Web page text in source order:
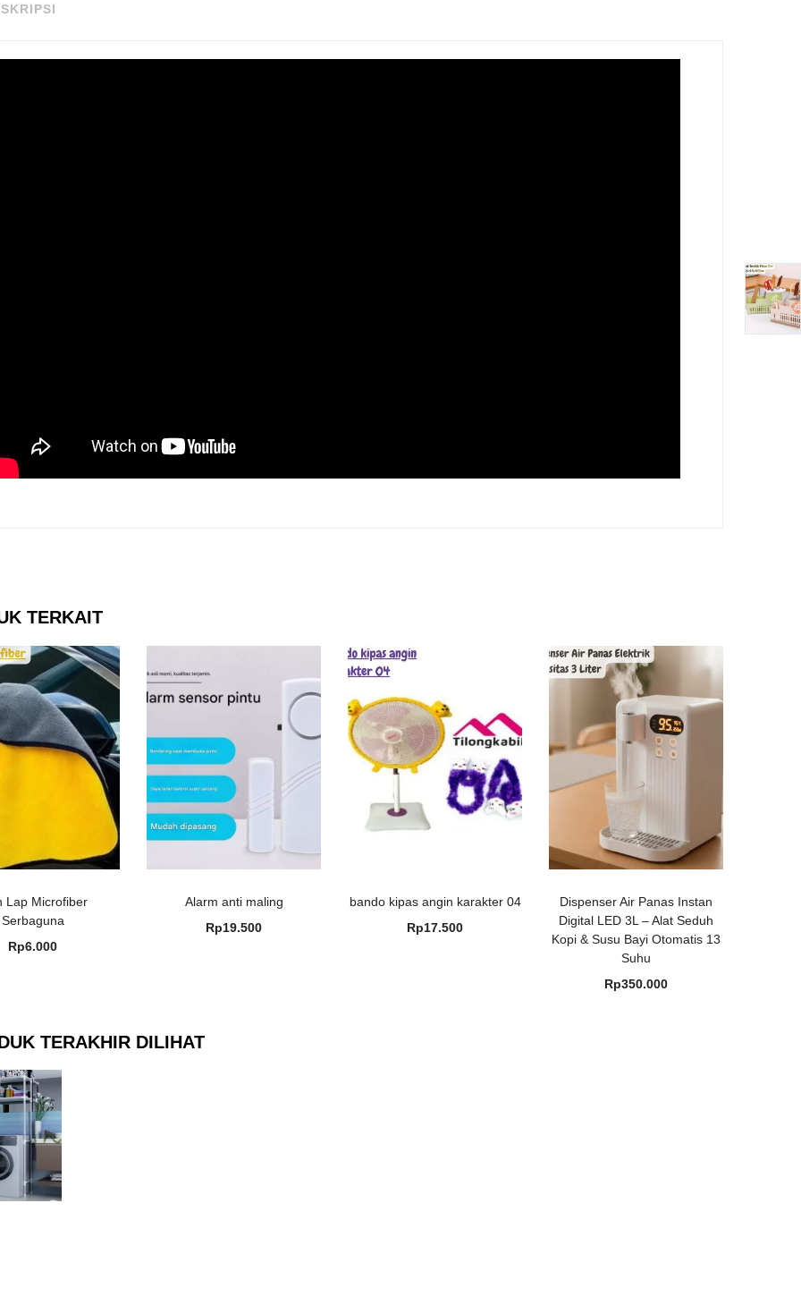
TERKAIT
Lap Microfiber
Serbaguna
Rp6.000
Alarm anti maling
Rp19.500
bando kipas angin karakter 04
Rp17.500
Dispenser Air Panas Instan
Digital LED 3L – Alat Seduh
Kopi & Susu Bayi Otomatis 13
Suhu
Rp350.000
TERAKHIR DILIHAT